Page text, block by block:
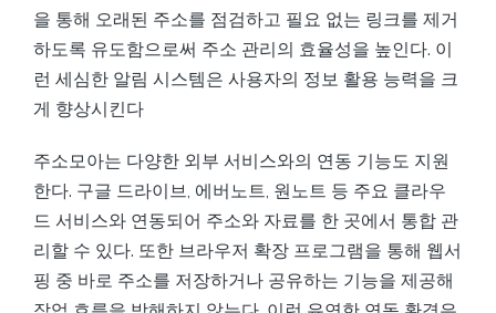
을 통해 오래된 주소를 점검하고 필요 없는 링크를 제거
하도록 유도함으로써 주소 관리의 효율성을 높인다. 이
런 세심한 알림 시스템은 사용자의 정보 활용 능력을 크
게 향상시킨다
주소모아는 다양한 외부 서비스와의 연동 기능도 지원
한다. 구글 드라이브, 에버노트, 원노트 등 주요 클라우
드 서비스와 연동되어 주소와 자료를 한 곳에서 통합 관
리할 수 있다. 또한 브라우저 확장 프로그램을 통해 웹서
핑 중 바로 주소를 저장하거나 공유하는 기능을 제공해